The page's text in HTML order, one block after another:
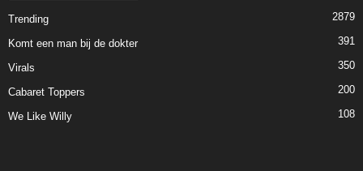
Trending 2879
Komt een man bij de dokter 391
Virals 350
Cabaret Toppers 200
We Like Willy 108